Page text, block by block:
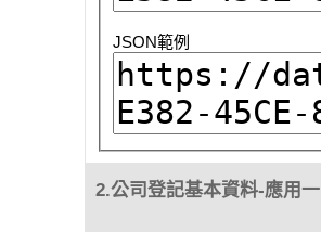
JSON範例
2.公司登記基本資料-應用一